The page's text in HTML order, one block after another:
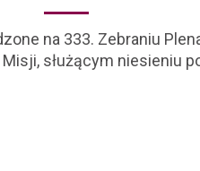
na 333. Zebraniu
służącym niesieniu